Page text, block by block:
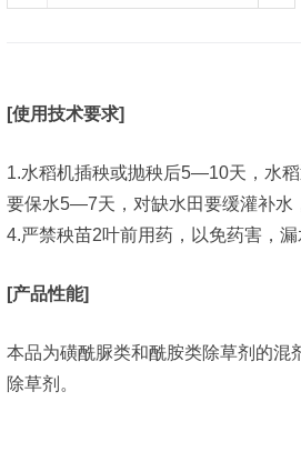
[使用技术要求]
1.水稻机插秧或抛秧后5—10天，水
要保水5—7天，对缺水田要缓灌补水
4.严禁秧苗2叶前用药，以免药害，漏
[产品性能]
本品为磺酰脲类和酰胺类除草剂的混
除草剂。